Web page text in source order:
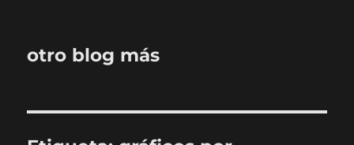
otro blog más